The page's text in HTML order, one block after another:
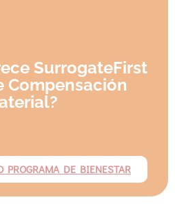
SurrogateFirst
Compensación
PROGRAMA DE BIENESTAR